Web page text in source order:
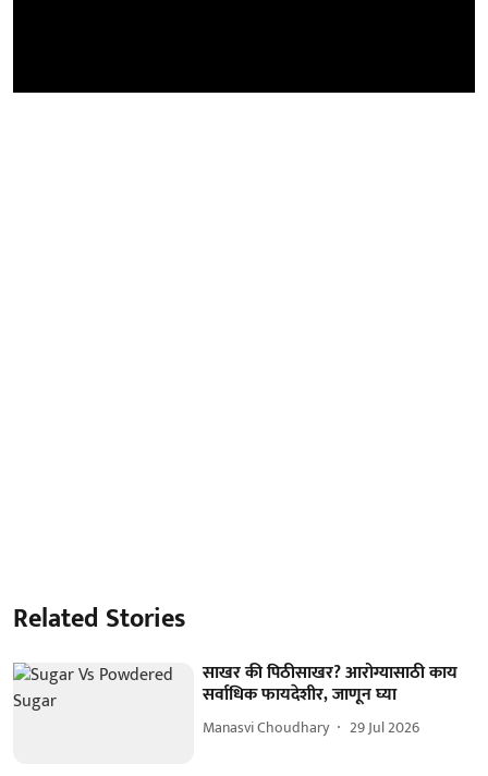
Related Stories
साखर की पिठीसाखर? आरोग्यासाठी काय
सर्वाधिक फायदेशीर, जाणून घ्या
Manasvi Choudhary 29 Jul 2026